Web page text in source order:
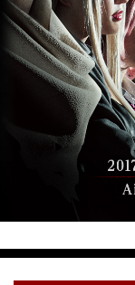
グッズ
ブルーレイ＆DVD
ツィッター